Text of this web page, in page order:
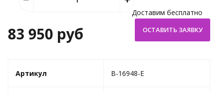
83 950 руб
Доставим бесплатно
Артикул B-16948-E